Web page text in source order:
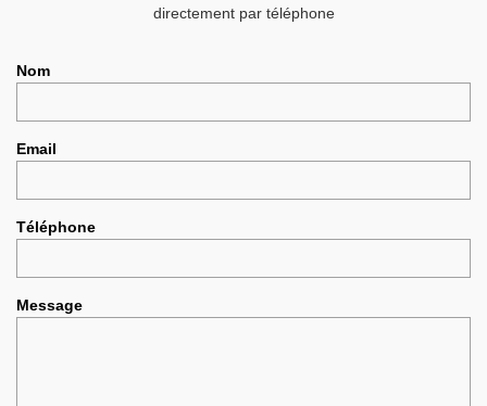
directement par téléphone
Nom
Email
Téléphone
Message